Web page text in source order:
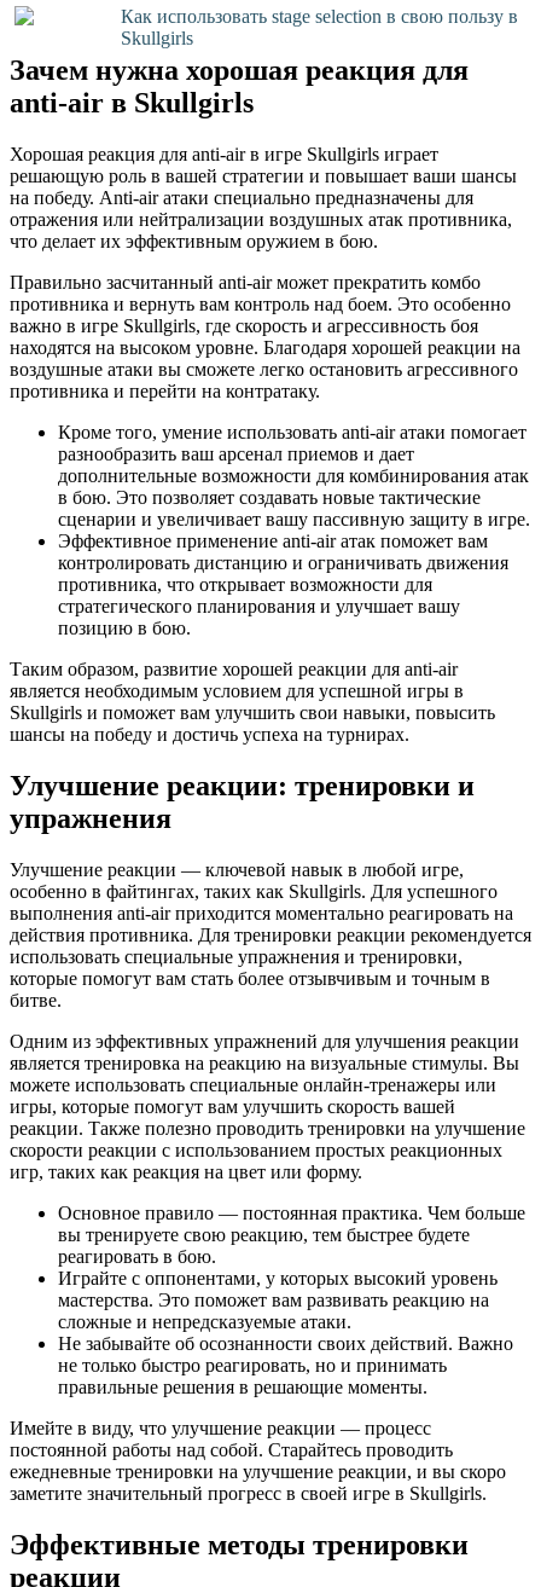
Как использовать stage selection в свою пользу в
Skullgirls
Зачем нужна хорошая реакция для
anti-air в Skullgirls
Хорошая реакция для anti-air в игре Skullgirls играет
решающую роль в вашей стратегии и повышает ваши шансы
на победу. Anti-air атаки специально предназначены для
отражения или нейтрализации воздушных атак противника,
что делает их эффективным оружием в бою.
Правильно засчитанный anti-air может прекратить комбо
противника и вернуть вам контроль над боем. Это особенно
важно в игре Skullgirls, где скорость и агрессивность боя
находятся на высоком уровне. Благодаря хорошей реакции на
воздушные атаки вы сможете легко остановить агрессивного
противника и перейти на контратаку.
Кроме того, умение использовать anti-air атаки помогает
разнообразить ваш арсенал приемов и дает
дополнительные возможности для комбинирования атак
в бою. Это позволяет создавать новые тактические
сценарии и увеличивает вашу пассивную защиту в игре.
Эффективное применение anti-air атак поможет вам
контролировать дистанцию и ограничивать движения
противника, что открывает возможности для
стратегического планирования и улучшает вашу
позицию в бою.
Таким образом, развитие хорошей реакции для anti-air
является необходимым условием для успешной игры в
Skullgirls и поможет вам улучшить свои навыки, повысить
шансы на победу и достичь успеха на турнирах.
Улучшение реакции: тренировки и
упражнения
Улучшение реакции — ключевой навык в любой игре,
особенно в файтингах, таких как Skullgirls. Для успешного
выполнения anti-air приходится моментально реагировать на
действия противника. Для тренировки реакции рекомендуется
использовать специальные упражнения и тренировки,
которые помогут вам стать более отзывчивым и точным в
битве.
Одним из эффективных упражнений для улучшения реакции
является тренировка на реакцию на визуальные стимулы. Вы
можете использовать специальные онлайн-тренажеры или
игры, которые помогут вам улучшить скорость вашей
реакции. Также полезно проводить тренировки на улучшение
скорости реакции с использованием простых реакционных
игр, таких как реакция на цвет или форму.
Основное правило — постоянная практика. Чем больше
вы тренируете свою реакцию, тем быстрее будете
реагировать в бою.
Играйте с оппонентами, у которых высокий уровень
мастерства. Это поможет вам развивать реакцию на
сложные и непредсказуемые атаки.
Не забывайте об осознанности своих действий. Важно
не только быстро реагировать, но и принимать
правильные решения в решающие моменты.
Имейте в виду, что улучшение реакции — процесс
постоянной работы над собой. Старайтесь проводить
ежедневные тренировки на улучшение реакции, и вы скоро
заметите значительный прогресс в своей игре в Skullgirls.
Эффективные методы тренировки
реакции